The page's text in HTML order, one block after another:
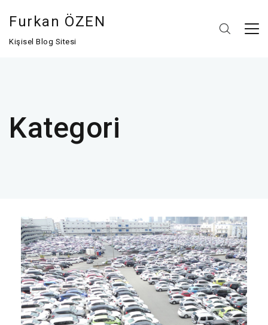
Furkan ÖZEN
Kişisel Blog Sitesi
Kategori